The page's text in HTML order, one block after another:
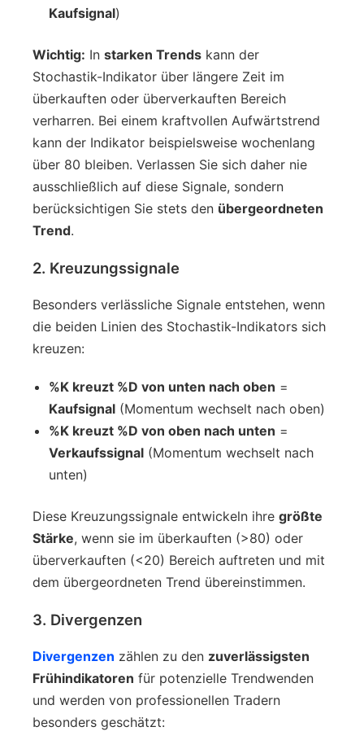
Kaufsignal)
Wichtig: In starken Trends kann der
Stochastik-Indikator über längere Zeit im
überkauften oder überverkauften Bereich
verharren. Bei einem kraftvollen Aufwärtstrend
kann der Indikator beispielsweise wochenlang
über 80 bleiben. Verlassen Sie sich daher nie
ausschließlich auf diese Signale, sondern
berücksichtigen Sie stets den übergeordneten
Trend.
2. Kreuzungssignale
Besonders verlässliche Signale entstehen, wenn
die beiden Linien des Stochastik-Indikators sich
kreuzen:
%K kreuzt %D von unten nach oben =
Kaufsignal (Momentum wechselt nach oben)
%K kreuzt %D von oben nach unten =
Verkaufssignal (Momentum wechselt nach
unten)
Diese Kreuzungssignale entwickeln ihre größte
Stärke, wenn sie im überkauften (>80) oder
überverkauften (<20) Bereich auftreten und mit
dem übergeordneten Trend übereinstimmen.
3. Divergenzen
Divergenzen zählen zu den zuverlässigsten
Frühindikatoren für potenzielle Trendwenden
und werden von professionellen Tradern
besonders geschätzt: